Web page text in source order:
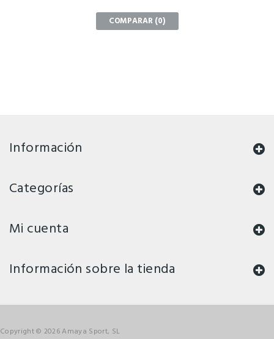
COMPARAR (0)
Información
Categorías
Mi cuenta
Información sobre la tienda
Copyright © 2026 Amaya Sport, SL